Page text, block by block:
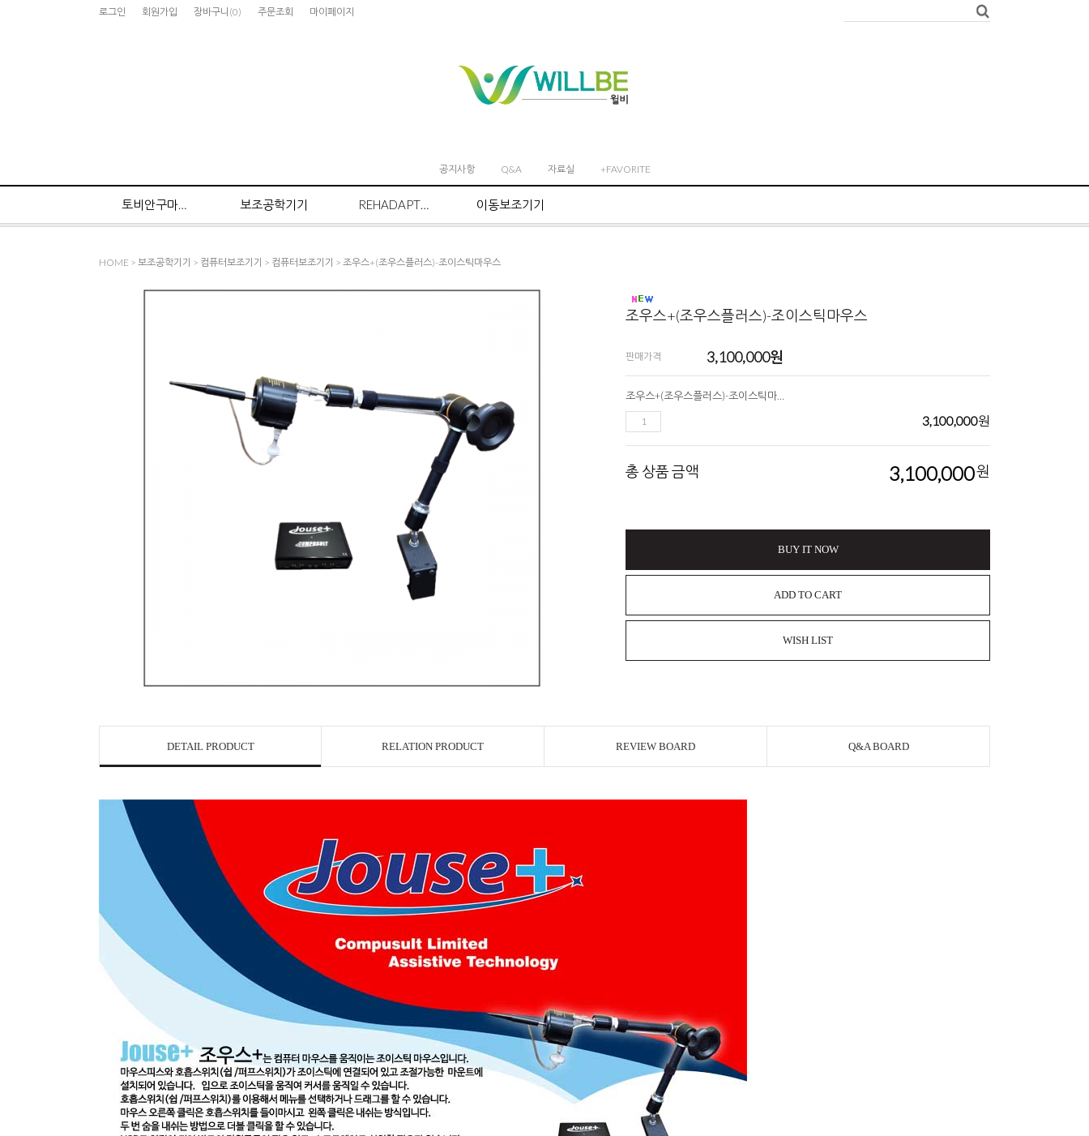
로그인 회원가입 장바구니 (0) 주문조회 마이페이지
공지사항 Q&A 자료실 +FAVORITE
토비안구마우스 보조공학기기 REHADAPT마운트 시스템 이동보조기기
HOME > 보조공학기기 > 컴퓨터보조기기 > 컴퓨터보조기기 > 조우스+(조우스플러스)-조이스틱마우스
조우스+(조우스플러스)-조이스틱마우스
판매가격 3,100,000원
조우스+(조우스플러스)-조이스틱마우스
3,100,000원
총 상품 금액 3,100,000원
BUY IT NOW
ADD TO CART
WISH LIST
DETAIL PRODUCT RELATION PRODUCT REVIEW BOARD Q&A BOARD